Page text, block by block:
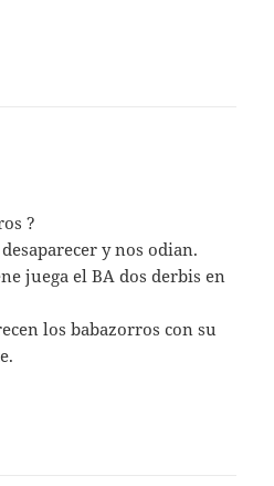
?
y nos odian.
juega el BA dos derbis en
los babazorros con su